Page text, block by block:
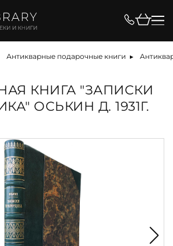
Антикварные подарочные книги
КНИГА "ЗАПИСКИ
ОСЬКИН Д. 1931Г.